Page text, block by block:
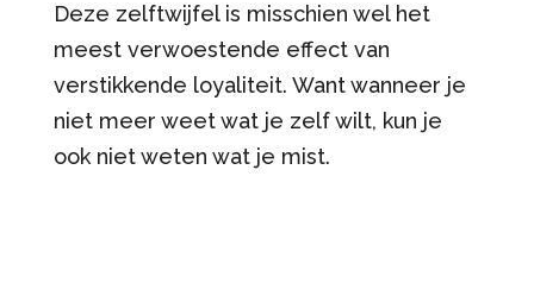
Deze zelftwijfel is misschien wel het
meest verwoestende effect van
verstikkende loyaliteit. Want wanneer je
niet meer weet wat je zelf wilt, kun je
ook niet weten wat je mist.